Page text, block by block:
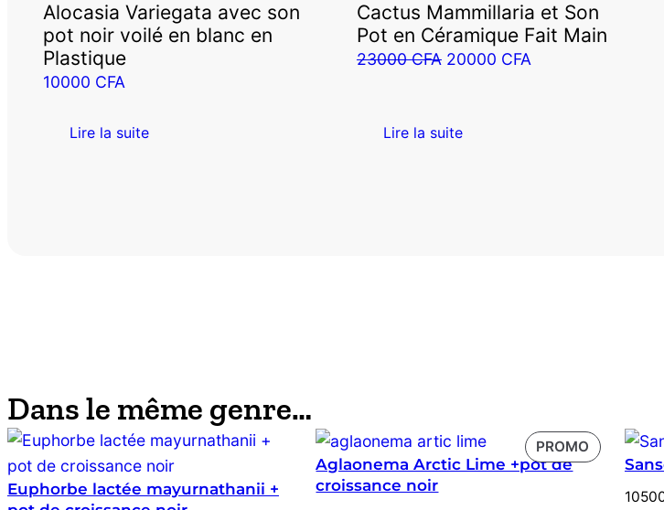
Alocasia Variegata avec son
pot noir voilé en blanc en
Plastique
10000 CFA
Lire la suite
Cactus Mammillaria et Son
Pot en Céramique Fait Main
23000CFA Le
était :
20000 CFA
Lire la suite
Dans le même genre…
Euphorbe lactée mayurnathanii +
PROMO PRODUIT
EN
Aglaonema Arctic Lime +pot de
croissance noir